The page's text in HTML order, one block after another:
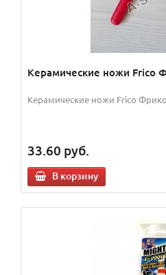
Керамические ножи Frico
Керамические ножи Frico Фрико
33.60 руб.
В корзину